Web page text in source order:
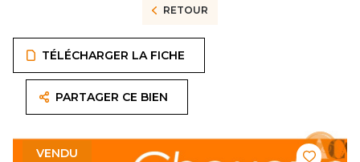
RETOUR
TÉLÉCHARGER LA FICHE
PARTAGER CE BIEN
VENDU